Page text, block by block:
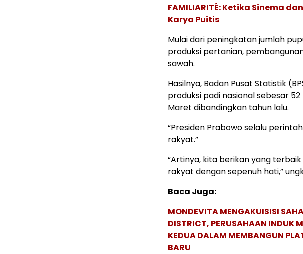
FAMILIARITÉ: Ketika Sinema
Karya Puitis
Mulai dari peningkatan jumlah
produksi pertanian,
sawah.
Hasilnya, Badan Pusat Statistik
produksi padi nasional sebesar
Maret dibandingkan tahun lalu.
“Presiden Prabowo selalu
rakyat.”
“Artinya, kita berikan yang
rakyat dengan sepenuh hati,”
Baca Juga:
MONDEVITA MENGAKUISISI
DISTRICT, PERUSAHAAN INDUK
KEDUA DALAM MEMBANGUN
BARU